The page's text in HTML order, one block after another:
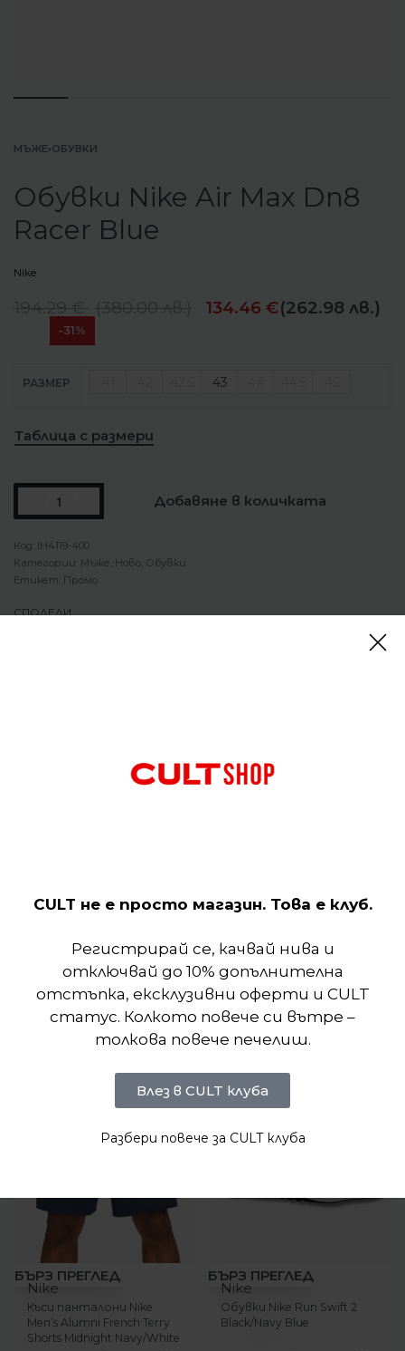
МЪЖЕ›ОБУВКИ
Обувки Nike Air Max Dn8
Racer Blue
Nike
134.46 €(262.98 лв.)
-31%
РАЗМЕР 43
Таблица с размери
Добавяне в количката
IH4119-400
Категории: Мъже Ново Обувки
Етикет: Промо
СПОДЕЛИ
система Dynamic Air в елегантен, нископрофилен
Подобни продукти
-11%
БЪРЗ ПРЕГЛЕД
Nike
Къси панталони Nike
Men’s Alumni French Terry
Shorts Midnight Navy/White
-12%
БЪРЗ ПРЕГЛЕД
Nike
Обувки Nike Run Swift 2
Black/Navy Blue
CULT не е просто магазин. Това е клуб.
Регистрирай се, качвай нива и
отключвай до 10% допълнителна
отстъпка, ексклузивни оферти и CULT
статус. Колкото повече си вътре –
толкова повече печелиш.
Влез в CULT клуба
Разбери повече за CULT клуба